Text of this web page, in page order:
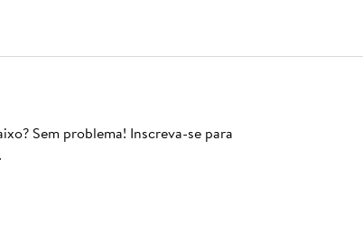
Sem problema! Inscreva-se para